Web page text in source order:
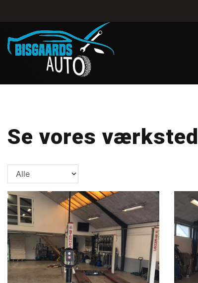
hovedindhold
Se vores værksted